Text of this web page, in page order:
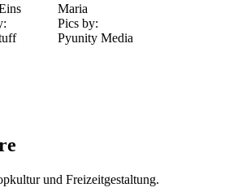
Maria
Pics by:
Pyunity Media
und Freizeitgestaltung.